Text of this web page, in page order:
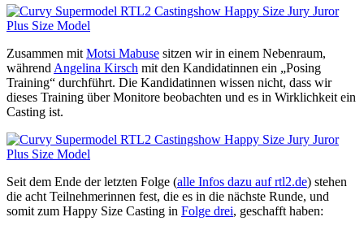
Zusammen mit Motsi Mabuse sitzen wir in einem Nebenraum,
während Angelina Kirsch mit den Kandidatinnen ein „Posing
Training“ durchführt. Die Kandidatinnen wissen nicht, dass wir
dieses Training über Monitore beobachten und es in Wirklichkeit ein
Casting ist.
Seit dem Ende der letzten Folge (alle Infos dazu auf rtl2.de) stehen
die acht Teilnehmerinnen fest, die es in die nächste Runde, und
somit zum Happy Size Casting in Folge drei, geschafft haben: